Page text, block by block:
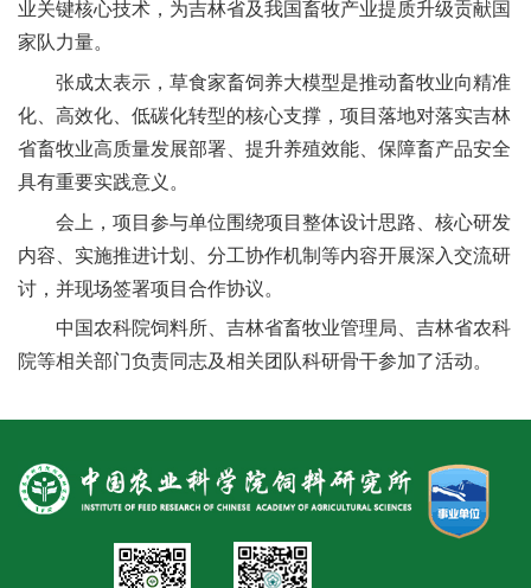
才
研
生
交
业关键核心技术，为吉林省及我国畜牧产业提质升级贡献国
家队力量。
张成太表示，草食家畜饲养大模型是推动畜牧业向精准
化、高效化、低碳化转型的核心支撑，项目落地对落实吉林
省畜牧业高质量发展部署、提升养殖效能、保障畜产品安全
具有重要实践意义。
会上，项目参与单位围绕项目整体设计思路、核心研发
内容、实施推进计划、分工协作机制等内容开展深入交流研
讨，并现场签署项目合作协议。
中国农科院饲料所、吉林省畜牧业管理局、吉林省农科
院等相关部门负责同志及相关团队科研骨干参加了活动。